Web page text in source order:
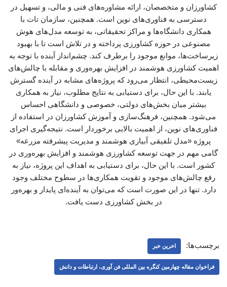
کشاورزان و متخصصان، ارائه مشاوره‌های فنی و مالی، و تسهیل در
دسترسی به فناوری‌های نوین است. همچنین، سازمان تات با
همکاری دانشگاه‌ها و مراکز تحقیقاتی، به توسعه مدل‌های هوش
مصنوعی در حوزه کشاورزی پرداخته و در تلاش است تا با بهبود
زیرساخت‌ها، موانع موجود را برطرف کند. چشم‌انداز آینده با توجه به
اهمیت کشاورزی هوشمند در افزایش بهره‌وری و مقابله با چالش‌های
زیست‌محیطی، انتظار می‌رود که پروژه‌های مشابه در آینده گسترش
یابند. با این حال، برای دستیابی به نتایج مطلوب، نیاز به همکاری
بیشتر میان بخش‌های دولتی، خصوصی و دانشگاهی احساس
می‌شود. همچنین، فرهنگ‌سازی و آموزش کشاورزان در استفاده از
فناوری‌های نوین، از اهمیت بالایی برخوردار است. نتیجه‌گیری اجرای
پروژه «مدل تلفیقی آبیاری هوشمند و مدیریت پیشرفته مزرعه»
گامی مهم در جهت توسعه کشاورزی هوشمند و افزایش بهره‌وری در
کشور است. با این حال، برای دستیابی به اهداف این پروژه، نیاز به
رفع چالش‌های موجود و تقویت همکاری‌ها در سطوح مختلف وجود
دارد. تنها در این صورت است که می‌توان به آینده‌ای پایدار و بهره‌ور
در بخش کشاورزی دست یافت.
برچسب‌ها: اخرین خبر
فراخوان مقاله چهارمین کنگره بین المللی فن آوری، ارتباطات و دانش